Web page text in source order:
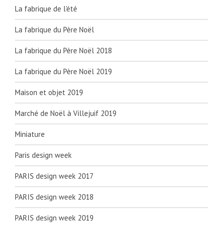
La fabrique de l'été
La fabrique du Père Noël
La fabrique du Père Noël 2018
La fabrique du Père Noël 2019
Maison et objet 2019
Marché de Noël à Villejuif 2019
Miniature
Paris design week
PARIS design week 2017
PARIS design week 2018
PARIS design week 2019